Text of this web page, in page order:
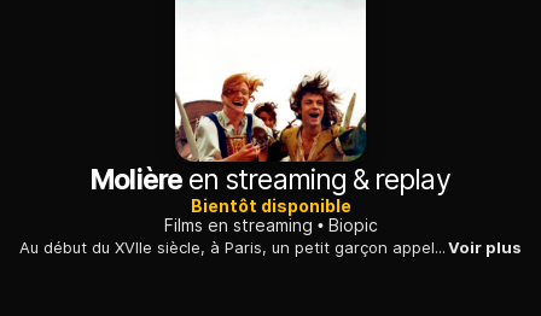
Molièreen streaming & replay
Bientôt disponible
Films en streaming
Biopic
Au début du XVIIe siècle, à Paris, un petit garçon appelé à devenir un illustre auteur de théâtre s'éveille aux joies et aux souffrances de la vie...Voir plus